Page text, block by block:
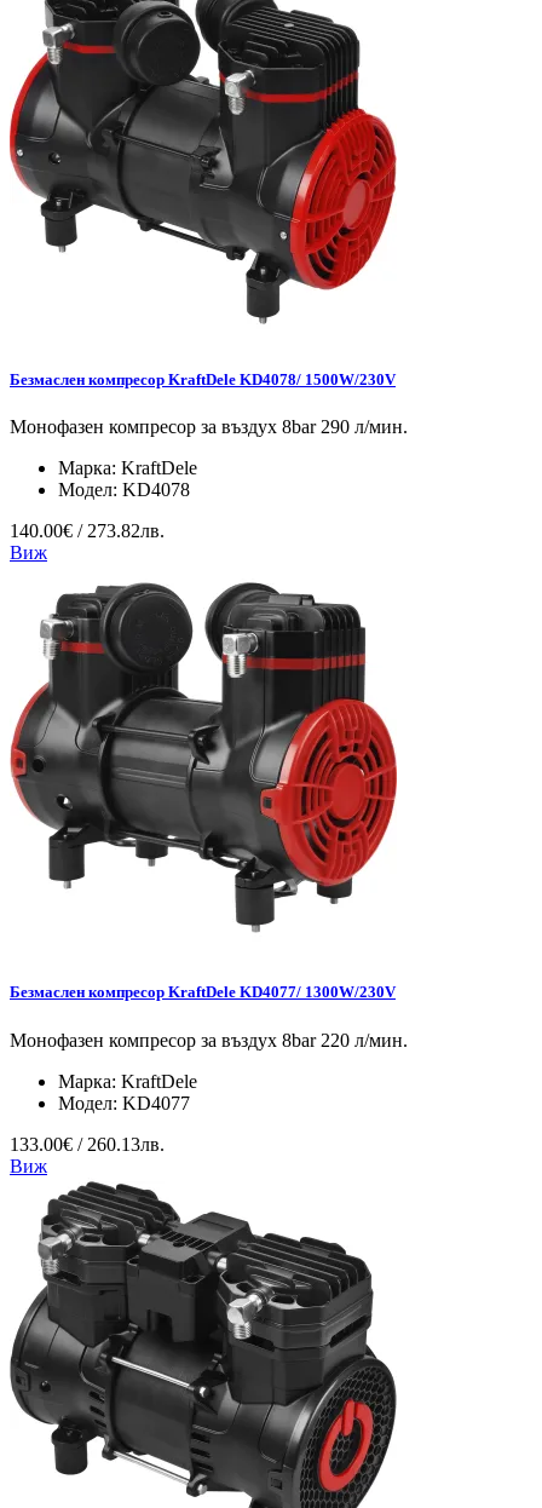
Безмаслен компресор KraftDele KD4078/ 1500W/230V
Монофазен компресор за въздух 8bar 290 л/мин.
Марка: KraftDele
Модел: KD4078
140.00€ / 273.82лв.
Виж
Безмаслен компресор KraftDele KD4077/ 1300W/230V
Монофазен компресор за въздух 8bar 220 л/мин.
Марка: KraftDele
Модел: KD4077
133.00€ / 260.13лв.
Виж